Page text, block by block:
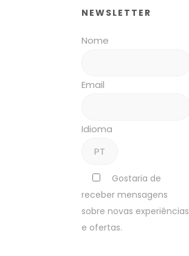
NEWSLETTER
Nome
Email
Idioma
Gostaria de
receber mensagens
sobre novas experiências
e ofertas.